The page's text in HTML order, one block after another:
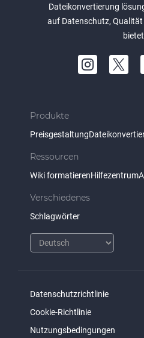
Dateikonvertierung
auf Datenschutz,
Produkte
Preisgestaltung
Ressourcen
Wiki formatierenHilfezentrum
Verschiedenes
Schlagwörter
Datenschutzrichtlinie
Cookie-Richtlinie
Nutzungsbedingungen